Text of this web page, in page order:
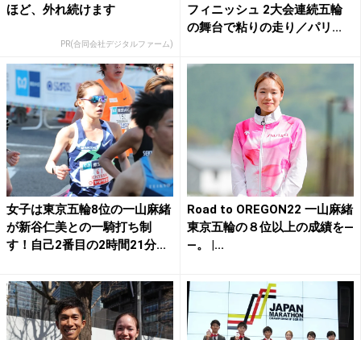
ほど、外れ続けます
PR(合同会社デジタルファーム)
フィニッシュ 2大会連続五輪
の舞台で粘りの走り／パリ...
女子は東京五輪8位の一山麻緒
が新谷仁美との一騎打ち制
す！自己2番目の2時間21分...
Road to OREGON22 一山麻緒
東京五輪の８位以上の成績を―
―。 |...